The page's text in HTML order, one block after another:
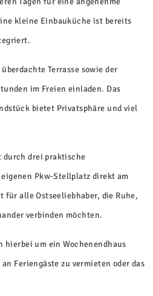
kleine Einbauküche ist bereits
Terrasse sowie der
im Freien einladen. Das
bietet Privatsphäre und viel
durch drei praktische
Pkw-Stellplatz direkt am
für alle Ostseeliebhaber, die Ruhe,
verbinden möchten.
hierbei um ein Wochenendhaus
Feriengäste zu vermieten oder das